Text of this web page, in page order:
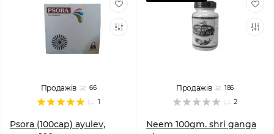
1
Продажів 66
Psora (100cap) ayulev,
2
Продажів 186
Neem 100gm. shri ganga